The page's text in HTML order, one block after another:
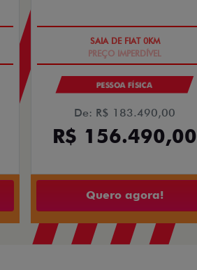
PESSOA FÍSICA
De: R$ 183.490,00
R$ 156.490,00
Quero agora!